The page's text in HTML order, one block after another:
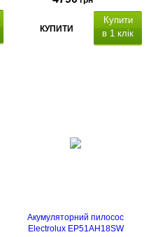
КУПИТИ
Купити
в 1 клік
Акумуляторний пилосос
Electrolux EP51AH18SW